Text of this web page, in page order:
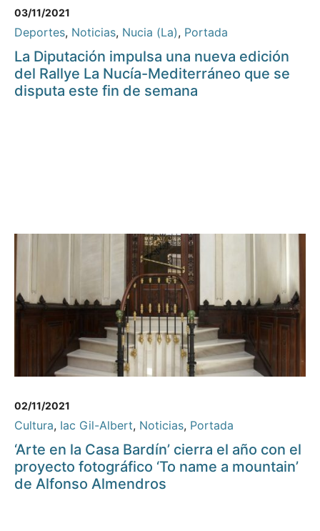
03/11/2021
Deportes, Noticias, Nucia (La), Portada
La Diputación impulsa una nueva edición
del Rallye La Nucía-Mediterráneo que se
disputa este fin de semana
02/11/2021
Cultura, Iac Gil-Albert, Noticias, Portada
‘Arte en la Casa Bardín’ cierra el año con el
proyecto fotográfico ‘To name a mountain’
de Alfonso Almendros